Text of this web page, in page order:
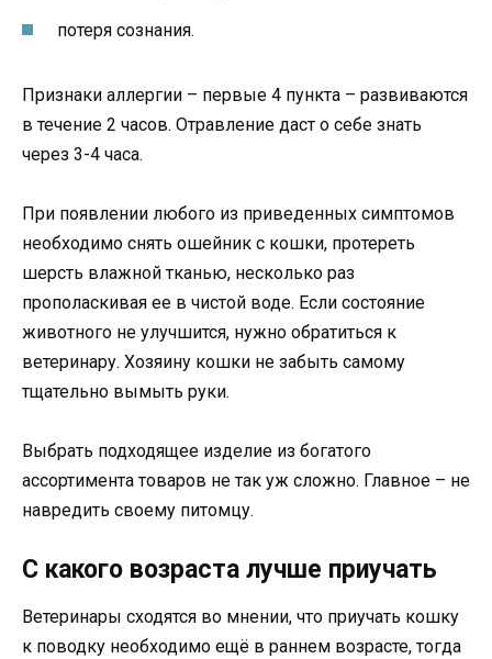
потеря сознания.
Признаки аллергии – первые 4 пункта – развиваются
в течение 2 часов. Отравление даст о себе знать
через 3-4 часа.
При появлении любого из приведенных симптомов
необходимо снять ошейник с кошки, протереть
шерсть влажной тканью, несколько раз
прополаскивая ее в чистой воде. Если состояние
животного не улучшится, нужно обратиться к
ветеринару. Хозяину кошки не забыть самому
тщательно вымыть руки.
Выбрать подходящее изделие из богатого
ассортимента товаров не так уж сложно. Главное – не
навредить своему питомцу.
С какого возраста лучше приучать
Ветеринары сходятся во мнении, что приучать кошку
к поводку необходимо ещё в раннем возрасте, тогда